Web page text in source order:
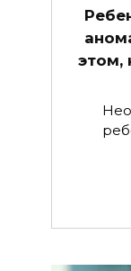
этом,